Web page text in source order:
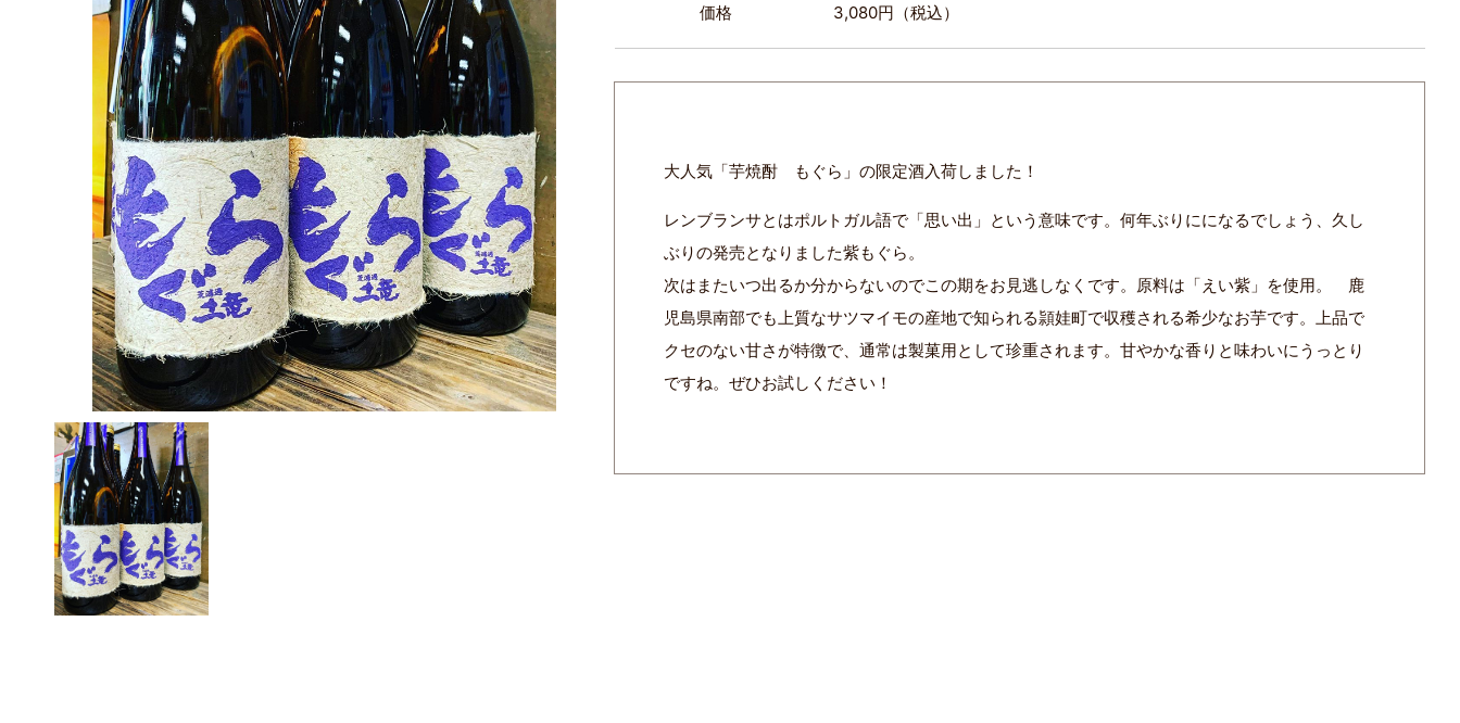
価格 3,080円（税込）
大人気「芋焼酎 もぐら」の限定酒入荷しました！
レンブランサとはポルトガル語で「思い出」という意味です。何年ぶりにになるでしょう、久し
ぶりの発売となりました紫もぐら。
次はまたいつ出るか分からないのでこの期をお見逃しなくです。原料は「えい紫」を使用。 鹿
児島県南部でも上質なサツマイモの産地で知られる頴娃町で収穫される希少なお芋です。上品で
クセのない甘さが特徴で、通常は製菓用として珍重されます。甘やかな香りと味わいにうっとり
ですね。ぜひお試しください！